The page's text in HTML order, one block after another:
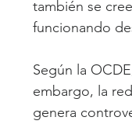
también se
funcionando
Según la
embargo, la
genera